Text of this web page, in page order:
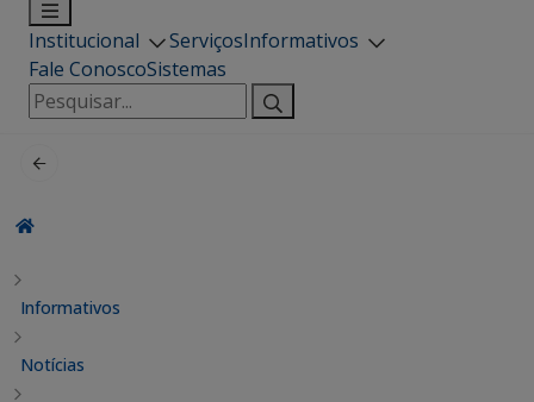
Institucional ServiçosInformativos
Fale ConoscoSistemas
Pesquisar
por:
Informativos
Notícias